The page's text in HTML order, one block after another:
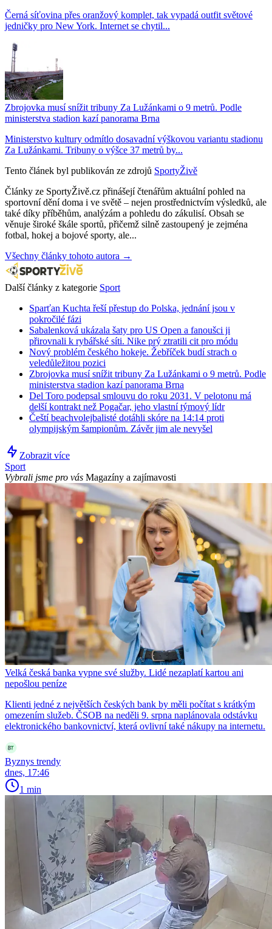
Černá síťovina přes oranžový komplet, tak vypadá outfit světové
jedničky pro New York. Internet se chytil...
Zbrojovka musí snížit tribuny Za Lužánkami o 9 metrů. Podle
ministerstva stadion kazí panorama Brna
Ministerstvo kultury odmítlo dosavadní výškovou variantu stadionu
Za Lužánkami. Tribuny o výšce 37 metrů by...
Tento článek byl publikován ze zdrojů SportyŽivě
Články ze SportyŽivě.cz přinášejí čtenářům aktuální pohled na
sportovní dění doma i ve světě – nejen prostřednictvím výsledků, ale
také díky příběhům, analýzám a pohledu do zákulisí. Obsah se
věnuje široké škále sportů, přičemž silně zastoupený je zejména
fotbal, hokej a bojové sporty, ale...
Všechny články tohoto autora →
Další články z kategorie Sport
Sparťan Kuchta řeší přestup do Polska, jednání jsou v
pokročilé fázi
Sabalenková ukázala šaty pro US Open a fanoušci ji
přirovnali k rybářské síti. Nike prý ztratili cit pro módu
Nový problém českého hokeje. Žebříček budí strach o
veledůležitou pozici
Zbrojovka musí snížit tribuny Za Lužánkami o 9 metrů. Podle
ministerstva stadion kazí panorama Brna
Del Toro podepsal smlouvu do roku 2031. V pelotonu má
delší kontrakt než Pogačar, jeho vlastní týmový lídr
Čeští beachvolejbalisté dotáhli skóre na 14:14 proti
olympijským šampionům. Závěr jim ale nevyšel
Zobrazit více
Sport
Vybrali jsme pro vás Magazíny a zajímavosti
Velká česká banka vypne své služby. Lidé nezaplatí kartou ani
nepošlou peníze
Klienti jedné z největších českých bank by měli počítat s krátkým
omezením služeb. ČSOB na neděli 9. srpna naplánovala odstávku
elektronického bankovnictví, která ovlivní také nákupy na internetu.
Byznys trendy
dnes, 17:46
1 min